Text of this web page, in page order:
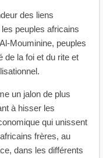
des liens
peuples africains
Mouminine, peuples
de la foi et du rite et
un jalon de plus
à hisser les
qui unissent
frères, au
dans les différents